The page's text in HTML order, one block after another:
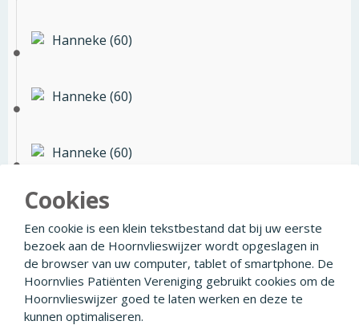
Hanneke (60)
Hanneke (60)
Hanneke (60)
Hanneke (60)
© 2026 Facebook Linkedin Privacyverklaring
Cookies
Een cookie is een klein tekstbestand dat bij uw eerste
bezoek aan de Hoornvlieswijzer wordt opgeslagen in
de browser van uw computer, tablet of smartphone. De
Hoornvlies Patiënten Vereniging gebruikt cookies om de
Hoornvlieswijzer goed te laten werken en deze te
kunnen optimaliseren.